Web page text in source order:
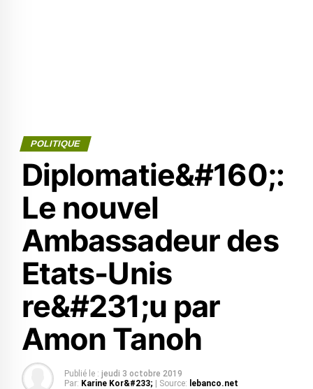
POLITIQUE
Diplomatie&#160;:
Le nouvel
Ambassadeur des
Etats-Unis
re&#231;u par
Amon Tanoh
Publié le : jeudi 3 octobre 2019
Par: Karine Kor&#233; | Source: lebanco.net